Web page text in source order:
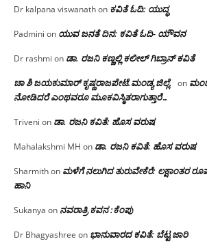
Dr kalpana viswanathon ಕವಿತೆ ಓದಿ: ಯುದ್ಧ
Padmini on ಯುವ ಜನತೆ ದಿನ: ಕವಿತೆ ಓದಿ- ಯೌವನ
Dr rashmi on ಡಾ. ರಜನಿ‌ ಕಣ್ಣಲ್ಲಿ ಕಲೀಲ್ ಗಿಬ್ರಾನ್ ಕವಿತೆ
ಚಾ ಶಿ ಜಯಕುಮಾರ್ ಕೃಷ್ಣರಾಜಪೇಟೆ.ಮಂಡ್ಯ ಜಿಲ್ಲೆ. on
ನೋಡಿದರೆ ಎಂಥವರೂ ಮೂಕವಿಸ್ಮಿತರಾಗುತ್ತಾರೆ…
Triveni on ಡಾ. ರಜನಿ ಕವಿತೆ: ಹೊಸ ವರುಷ
Mahalakshmi MH on ಡಾ. ರಜನಿ ಕವಿತೆ: ಹೊಸ ವರುಷ
Sharmithon ಮಳೆಗೆ ನಲುಗಿದ ತುರುವೇಕೆರೆ: ಲಕ್ಷಾಂತರ
ಹಾನಿ
Sukanya on ನವರಾತ್ರಿ ಕವನ :ಕೆಂಪು
Dr Bhagyashree on ಭಾನುವಾರದ ಕವಿತೆ: ಬೆಟ್ಟ ಜಾರಿ